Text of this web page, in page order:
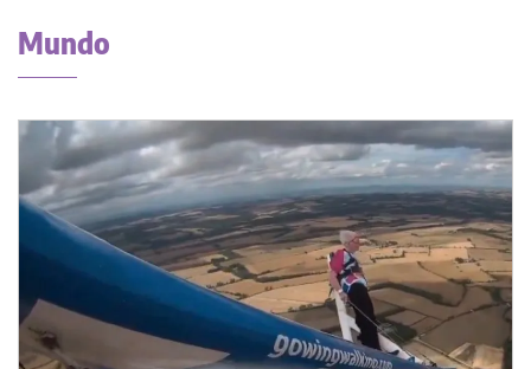
Mundo